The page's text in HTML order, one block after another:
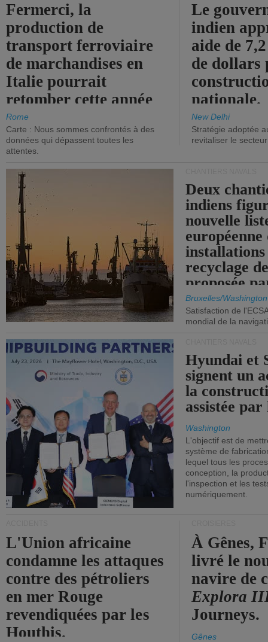
Fermerci, la
production de
transport ferroviaire
de marchandises en
Italie pourrait
retomber cette année
aux niveaux de 2015.
Rome
Carte : Nous sommes confrontés à des
données qui dépassent toutes les
attentes.
Le
indien
aide de
de dollars
nationale.
New Delhi
Stratégie adoptée
revitaliser le secteur
Deux
indiens
nouvelle
européenne
installations
recyclage
proposée
Bruxelles/Washington
Satisfaction de
mondial de la
Hyundai et
signent un
la
assistée
Washington
L'objectif est de
système de
lequel tous les
conception, la
l'inspection et les
numériquement.
L'Union africaine
condamne les attaques
contre des pétroliers
en mer Rouge
revendiquées par les
Houthis.
À Gênes,
livré le
navire de
Explora
Journeys.
Gênes